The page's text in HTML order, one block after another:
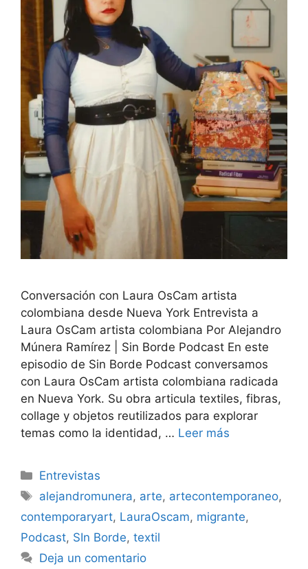
Conversación con Laura OsCam artista
colombiana desde Nueva York Entrevista a
Laura OsCam artista colombiana Por Alejandro
Múnera Ramírez | Sin Borde Podcast En este
episodio de Sin Borde Podcast conversamos
con Laura OsCam artista colombiana radicada
en Nueva York. Su obra articula textiles, fibras,
collage y objetos reutilizados para explorar
temas como la identidad, … Leer más
Categorías
Entrevistas
Etiquetas
alejandromunera, arte, artecontemporaneo,
contemporaryart, LauraOscam, migrante,
Podcast, SIn Borde, textil
Deja un comentario